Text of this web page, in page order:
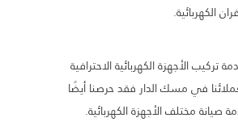
الكهربائية.
تركيب الأجهزة الكهربائية الاحترافية
في مسك الدار فقد حرصنا أيضًا
مختلف الأجهزة الكهربائية.